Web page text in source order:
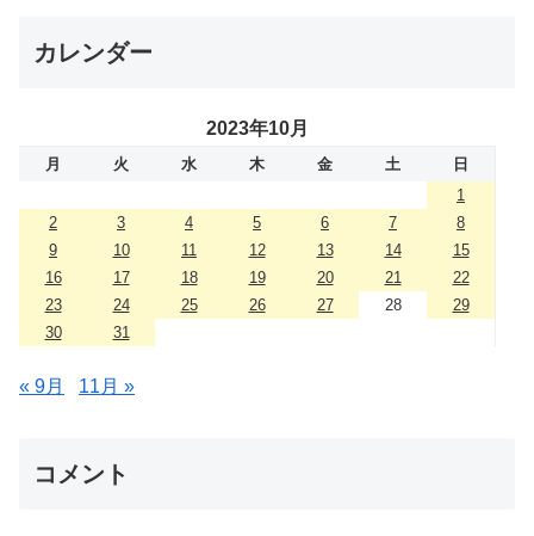
カレンダー
2023年10月
月 火 水 木 金 土
日
1
2
3 4 5 6 7
8
9
10 11 12 13 14
15
16
17 18 19 20 21
22
23
24 25 26 27 28
29
30
31
« 9月 11月 »
コメント